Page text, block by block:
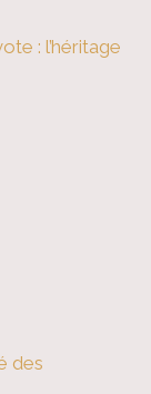
: l’héritage
des